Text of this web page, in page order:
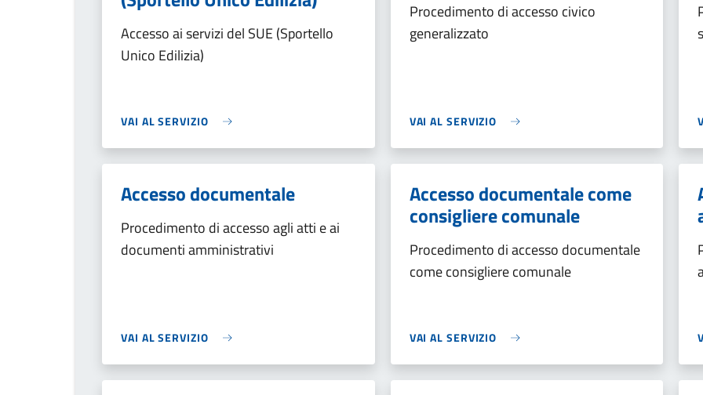
Accesso ai servizi del SUE (Sportello
Unico Edilizia)
VAI AL SERVIZIO
Procedimento di accesso civico
generalizzato
VAI AL SERVIZIO
Accesso documentale
Procedimento di accesso agli atti e ai
documenti amministrativi
VAI AL SERVIZIO
Accesso documentale come
consigliere comunale
Procedimento di accesso documentale
come consigliere comunale
VAI AL SERVIZIO